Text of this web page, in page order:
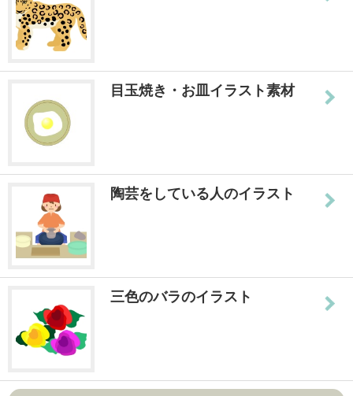
目玉焼き・お皿イラスト素材
陶芸をしている人のイラスト
三色のバラのイラスト